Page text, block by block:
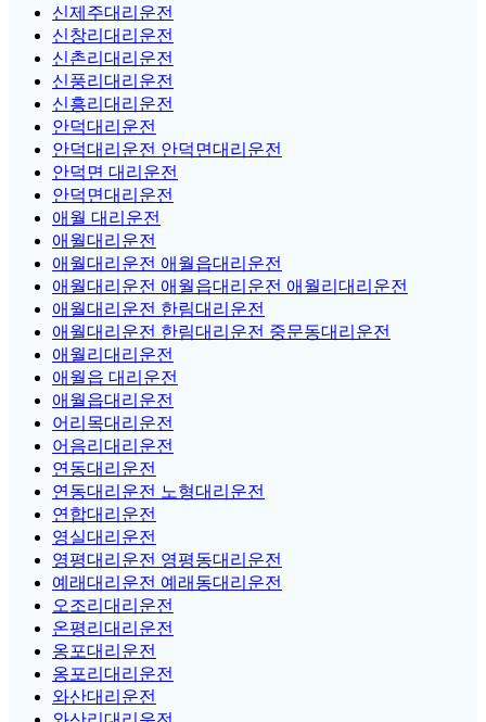
신제주대리운전
신창리대리운전
신촌리대리운전
신풍리대리운전
신흥리대리운전
안덕대리운전
안덕대리운전 안덕면대리운전
안덕면 대리운전
안덕면대리운전
애월 대리운전
애월대리운전
애월대리운전 애월읍대리운전
애월대리운전 애월읍대리운전 애월리대리운전
애월대리운전 한림대리운전
애월대리운전 한림대리운전 중문동대리운전
애월리대리운전
애월읍 대리운전
애월읍대리운전
어리목대리운전
어음리대리운전
연동대리운전
연동대리운전 노형대리운전
연합대리운전
영실대리운전
영평대리운전 영평동대리운전
예래대리운전 예래동대리운전
오조리대리운전
온평리대리운전
옹포대리운전
옹포리대리운전
와산대리운전